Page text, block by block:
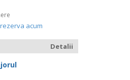
acum
Detalii